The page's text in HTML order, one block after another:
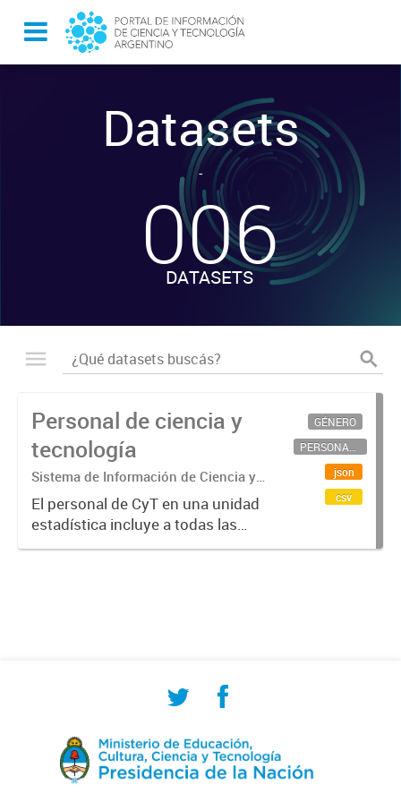
Datasets
-
006
DATASETS
Personal de ciencia y
tecnología
Sistema de Información de Ciencia y
Tecnología Argentino (SICYTAR)
El personal de CyT en una unidad
estadística incluye a todas las
personas involucradas
GÉNERO
PERSONAL CIENTÍFICO-TECNOLÓGICO
json
csv